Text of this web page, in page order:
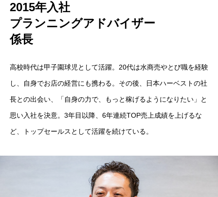
2015年入社
プランニングアドバイザー
係長
高校時代は甲子園球児として活躍。20代は水商売やとび職を経験
し、自身でお店の経営にも携わる。その後、日本ハーベストの社
長との出会い、「自身の力で、もっと稼げるようになりたい」と
思い入社を決意。3年目以降、6年連続TOP売上成績を上げるな
ど、トップセールスとして活躍を続けている。